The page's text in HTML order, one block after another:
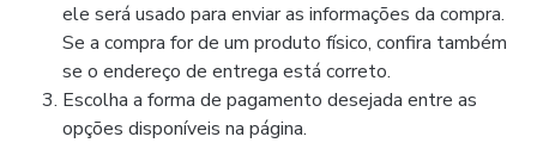
ele será usado para enviar as informações da compra.
Se a compra for de um produto físico, confira também
se o endereço de entrega está correto.
Escolha a forma de pagamento desejada entre as
opções disponíveis na página.